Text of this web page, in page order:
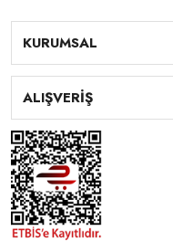
KURUMSAL
ALIŞVERİŞ